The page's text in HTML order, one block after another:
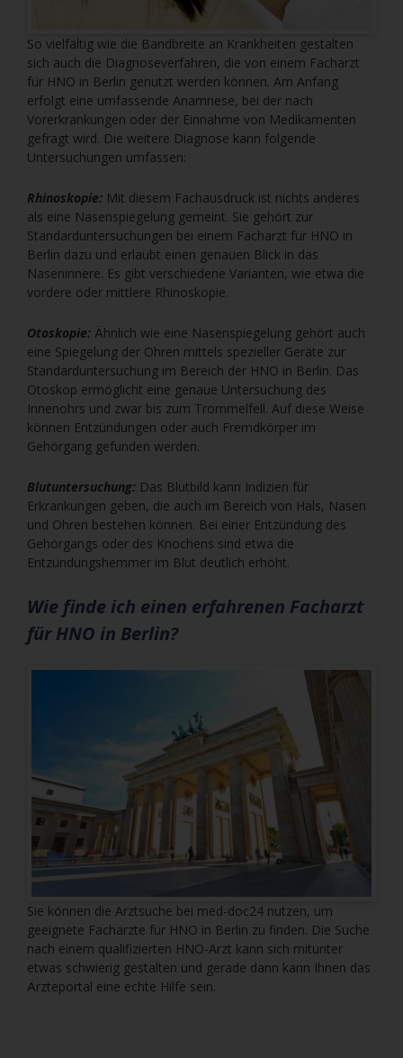
So vielfältig wie die Bandbreite an Krankheiten gestalten
sich auch die Diagnoseverfahren, die von einem Facharzt
für HNO in Berlin genutzt werden können. Am Anfang
erfolgt eine umfassende Anamnese, bei der nach
Vorerkrankungen oder der Einnahme von Medikamenten
gefragt wird. Die weitere Diagnose kann folgende
Untersuchungen umfassen:
Rhinoskopie:Mit diesem Fachausdruck ist nichts anderes
als eine Nasenspiegelung gemeint. Sie gehört zur
Standarduntersuchungen bei einem Facharzt für HNO in
Berlin dazu und erlaubt einen genauen Blick in das
Naseninnere. Es gibt verschiedene Varianten, wie etwa die
vordere oder mittlere Rhinoskopie.
Otoskopie:Ähnlich wie eine Nasenspiegelung gehört auch
eine Spiegelung der Ohren mittels spezieller Geräte zur
Standarduntersuchung im Bereich der HNO in Berlin. Das
Otoskop ermöglicht eine genaue Untersuchung des
Innenohrs und zwar bis zum Trommelfell. Auf diese Weise
können Entzündungen oder auch Fremdkörper im
Gehörgang gefunden werden.
Blutuntersuchung:Das Blutbild kann Indizien für
Erkrankungen geben, die auch im Bereich von Hals, Nasen
und Ohren bestehen können. Bei einer Entzündung des
Gehörgangs oder des Knochens sind etwa die
Entzündungshemmer im Blut deutlich erhöht.
Wie finde ich einen erfahrenen Facharzt
für HNO in Berlin?
Sie können die Arztsuche bei med-doc24 nutzen, um
geeignete Fachärzte für HNO in Berlin zu finden. Die Suche
nach einem qualifizierten HNO-Arzt kann sich mitunter
etwas schwierig gestalten und gerade dann kann Ihnen das
Ärzteportal eine echte Hilfe sein.